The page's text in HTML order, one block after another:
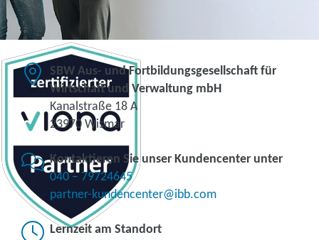
SBW Aus- und Fortbildungsgesellschaft für
Wirtschaft und Verwaltung mbH
Kanalstraße 18 A
23970 Wismar
Kontaktieren Sie unser Kundencenter unter
040 – 79724645
partner-kundencenter@ibb.com
Lernzeit am Standort